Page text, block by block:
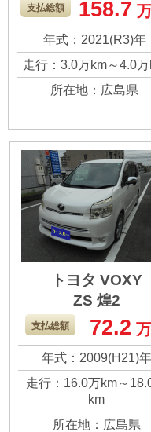
乗ってみて本当
いやすかったと
ます。 走行距離
ほど走っていな
で、これからの車
と思いますが、
って買い替える
になったので、
よろしくお願い
す。
支払総額 158.7
年式：2021(R3)年
走行：3.0万km～4.0
所在地：広島県
トヨタ VOXY
ZS 煌2
ファミリーカー
えば、やはりヴ
シー！ 乗り心地
安心感も最高でし
た！ よく頑張って
支払総額 72.2
年式：2009(H21)年
走行：16.0万km～
km
所在地：広島県